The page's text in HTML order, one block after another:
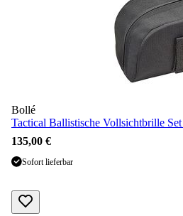
Bollé
Tactical Ballistische Vollsichtbrille
135,00 €
Sofort lieferbar